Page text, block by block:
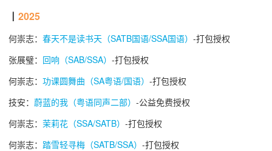
┃2025
何崇志：春天不是读书天（SATB国语/SSA国语）-打包授权
张展璧： 回响（SAB/SSA）-打包授权
何崇志：功课圆舞曲（SA粤语/国语）-打包授权
技安：蔚蓝的我（粤语同声二部）-公益免费授权
何崇志：茉莉花（SSA/SATB）-打包授权
何崇志： 踏雪轻寻梅（SATB/SSA）-打包授权